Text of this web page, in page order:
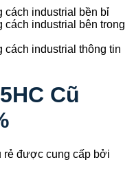
Cũ
rẻ được cung cấp bởi